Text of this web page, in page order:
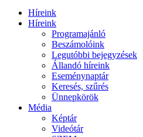
Híreink
Híreink
Programajánló
Beszámolóink
Legutóbbi bejegyzések
Állandó híreink
Eseménynaptár
Keresés, szűrés
Ünnepkörök
Média
Képtár
Videótár